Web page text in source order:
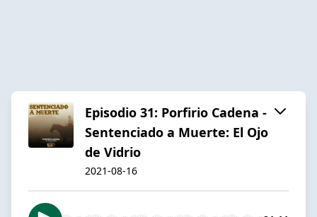
Episodio 31: Porfirio Cadena -
Sentenciado a Muerte: El Ojo
de Vidrio
2021-08-16